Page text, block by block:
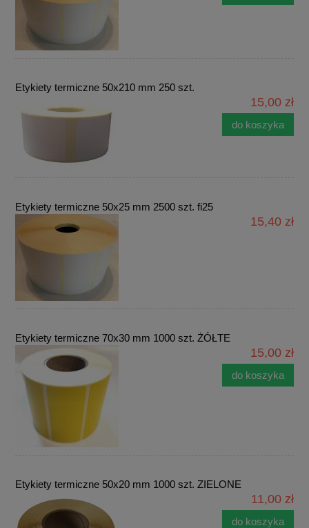
Etykiety termiczne 50x210 mm 250 szt.
15,00 zł
do koszyka
Etykiety termiczne 50x25 mm 2500 szt. fi25
15,40 zł
Etykiety termiczne 70x30 mm 1000 szt. ŻÓŁTE
15,00 zł
do koszyka
Etykiety termiczne 50x20 mm 1000 szt. ZIELONE
11,00 zł
do koszyka